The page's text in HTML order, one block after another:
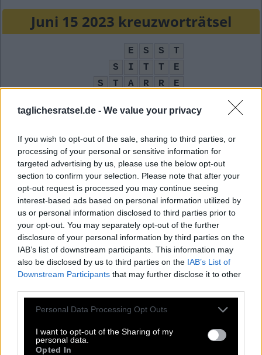
taglichesratsel.de - We value your privacy
If you wish to opt-out of the sale, sharing to third parties, or
processing of your personal or sensitive information for
targeted advertising by us, please use the below opt-out
section to confirm your selection. Please note that after your
opt-out request is processed you may continue seeing
interest-based ads based on personal information utilized by
us or personal information disclosed to third parties prior to
your opt-out. You may separately opt-out of the further
disclosure of your personal information by third parties on the
IAB’s list of downstream participants. This information may
also be disclosed by us to third parties on the IAB’s List of
Downstream Participants that may further disclose it to other
Personal Data Processing Opt Outs
I want to opt-out of the Sharing of my
personal data.
Opted In
Juni 15 2023 kreuzworträtsel
E S S
T
S
I T T
E
S
T A R R
E
E
E M I
T
E
Y E D
Früher als Straßenbelag verwendete dunkle Masse
T
E E
R
Hundert sind zusammen eine Schwedische Krone wert
O
E R
E
2. Person Plural Präsens des Verbs essen:
E
S S
T
Kindersprache für Liebkosung :
A